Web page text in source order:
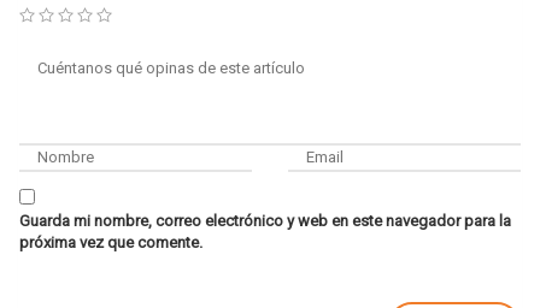
Guarda mi nombre, correo electrónico y web en este navegador para la
próxima vez que comente.